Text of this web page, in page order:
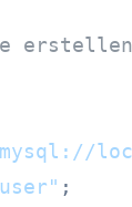
erstellen
;